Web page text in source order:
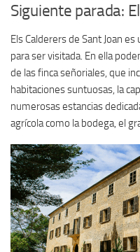
Siguiente parada:
Els Calderers de Sant Joan
para ser visitada. En ella
de las finca señoriales, que
habitaciones suntuosas, la
numerosas estancias
agrícola como la bodega, el